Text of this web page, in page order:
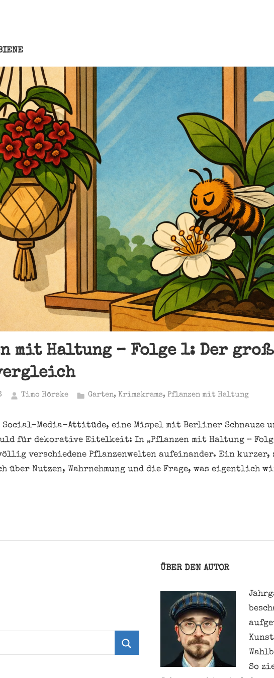
mit Haltung – Folge 1: Der
Timo Hörske Garten, Krimskrams, Pflanzen mit Haltung
Social-Media-Attitüde, eine Mispel mit Berliner Schnauze
für dekorative Eitelkeit: In „Pflanzen mit Haltung –
verschiedene Pflanzenwelten aufeinander. Ein
über Nutzen, Wahrnehmung und die Frage, was eigentlich
ÜBER DEN AUTOR
So